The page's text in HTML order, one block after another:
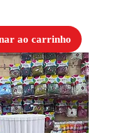
ao carrinho